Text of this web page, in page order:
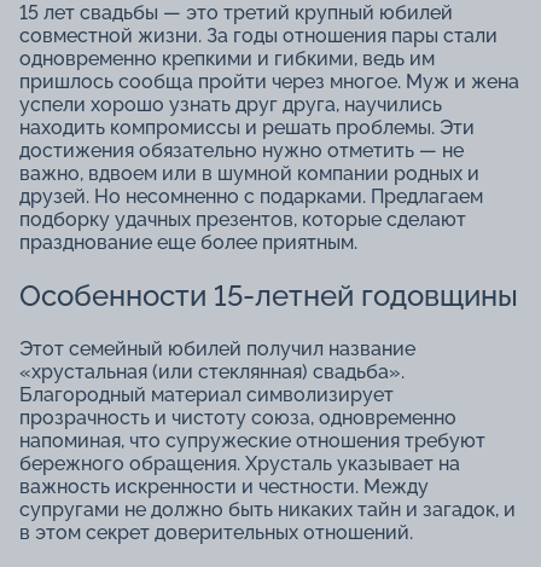
15 лет свадьбы — это третий крупный юбилей
совместной жизни. За годы отношения пары стали
одновременно крепкими и гибкими, ведь им
пришлось сообща пройти через многое. Муж и жена
успели хорошо узнать друг друга, научились
находить компромиссы и решать проблемы. Эти
достижения обязательно нужно отметить — не
важно, вдвоем или в шумной компании родных и
друзей. Но несомненно с подарками. Предлагаем
подборку удачных презентов, которые сделают
празднование еще более приятным.
Особенности 15-летней годовщины
Этот семейный юбилей получил название
«хрустальная (или стеклянная) свадьба».
Благородный материал символизирует
прозрачность и чистоту союза, одновременно
напоминая, что супружеские отношения требуют
бережного обращения. Хрусталь указывает на
важность искренности и честности. Между
супругами не должно быть никаких тайн и загадок, и
в этом секрет доверительных отношений.